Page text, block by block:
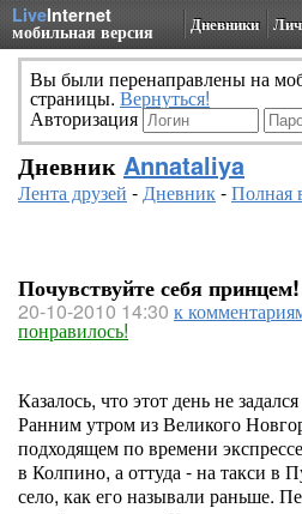
LiveInternet
мобильная версия Дневники
Вы были перенаправлены на
страницы. Вернуться!
Авторизация
Дневник Annataliya
Лента друзей -Дневник-Полная
Почувствуйте себя
20-10-2010 14:30 к
понравилось!
Казалось, что этот день не
Ранним утром из Великого
подходящем по времени
в Колпино, а оттуда - на такси в
село, как его называли раньше.